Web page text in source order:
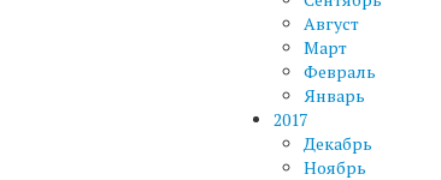
Август
Март
Февраль
Январь
2017
Декабрь
Ноябрь